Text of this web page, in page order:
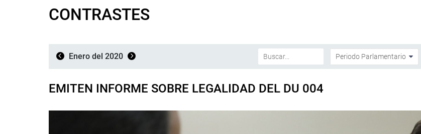
CONTRASTES
Enero del 2020
EMITEN INFORME SOBRE LEGALIDAD DEL DU 004